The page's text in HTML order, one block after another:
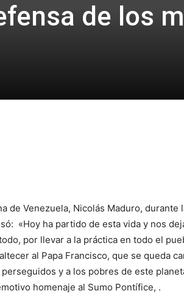
de los
de Venezuela, Nicolás Maduro,
«Hoy ha partido de esta vida y nos
por llevar a la práctica en todo el
al Papa Francisco, que se queda
y a los pobres de este
homenaje al Sumo Pontífice, .